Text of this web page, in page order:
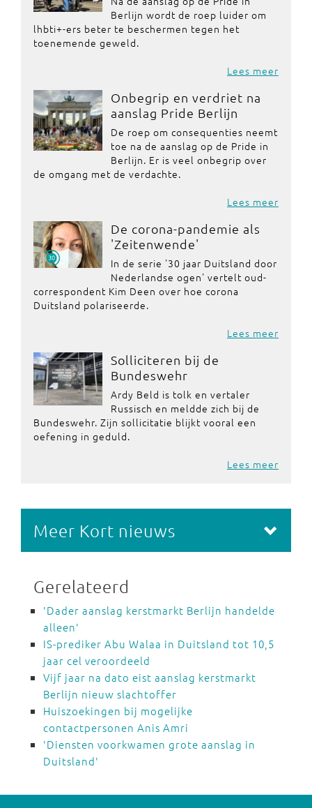
Berlijn wordt de roep luider om
lhbti+-ers beter te beschermen tegen het
toenemende geweld.
Lees meer
Onbegrip en verdriet na
aanslag Pride Berlijn
De roep om consequenties neemt
toe na de aanslag op de Pride in
Berlijn. Er is veel onbegrip over
de omgang met de verdachte.
Lees meer
De corona-pandemie als
'Zeitenwende'
In de serie '30 jaar Duitsland door
Nederlandse ogen' vertelt oud-
correspondent Kim Deen over hoe corona
Duitsland polariseerde.
Lees meer
Solliciteren bij de
Bundeswehr
Ardy Beld is tolk en vertaler
Russisch en meldde zich bij de
Bundeswehr. Zijn sollicitatie blijkt vooral een
oefening in geduld.
Lees meer
Meer Kort nieuws
Gerelateerd
'Dader aanslag kerstmarkt Berlijn handelde
alleen'
IS-prediker Abu Walaa in Duitsland tot 10,5
jaar cel veroordeeld
Vijf jaar na dato eist aanslag kerstmarkt
Berlijn nieuw slachtoffer
Huiszoekingen bij mogelijke
contactpersonen Anis Amri
'Diensten voorkwamen grote aanslag in
Duitsland'